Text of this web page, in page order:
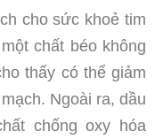
cho sức khoẻ tim
chất béo không
thấy có thể giảm
Ngoài ra, dầu
chống oxy hóa